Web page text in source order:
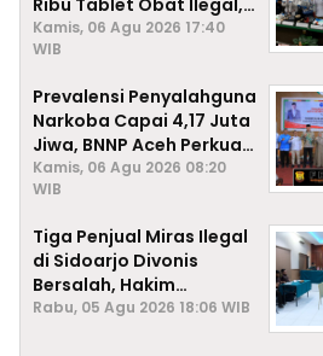
Ribu Tablet Obat Ilegal,
Cegah Penyalahgunaan
di Kalangan Pelajar
Kamis, 06 Agu 2026 17:40
WIB
Prevalensi Penyalahguna
Narkoba Capai 4,17 Juta
Jiwa, BNNP Aceh Perkuat
P4GN di Subulussalam
Kamis, 06 Agu 2026 08:20
WIB
Tiga Penjual Miras Ilegal
di Sidoarjo Divonis
Bersalah, Hakim
Jatuhkan Denda hingga
Rabu, 05 Agu 2026 18:06 WIB